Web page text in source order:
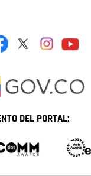
DEL PORTAL: